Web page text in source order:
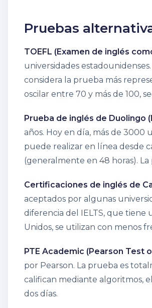
Pruebas
TOEFL (Examen de inglés
universidades
considera la prueba más
oscilar entre 70 y más de 100,
Prueba de inglés de Duolingo
años. Hoy en día, más de 3000
puede realizar en línea desde
(generalmente en 48 horas).
Certificaciones de inglés de
aceptados por algunas
diferencia del IELTS, que tiene
Unidos, se utilizan con menos
PTE Academic (Pearson Test
por Pearson. La prueba es
califican mediante algoritmos,
dos días.